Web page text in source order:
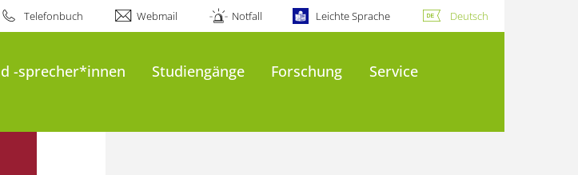
Telefonbuch Webmail Notfall Leichte Sprache Deutsch
-sprecher*innen Studiengänge Forschung
Service